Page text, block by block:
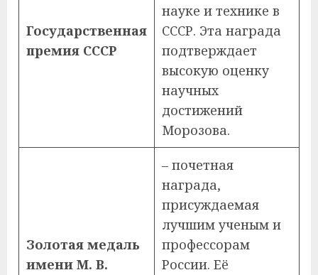
Государственная
премия СССР
науке и технике в
СССР. Эта награда
подтверждает
высокую оценку
научных
достижений
Морозова.
Золотая медаль
имени М. В.
– почетная
награда,
присуждаемая
лучшим ученым и
профессорам
России. Её